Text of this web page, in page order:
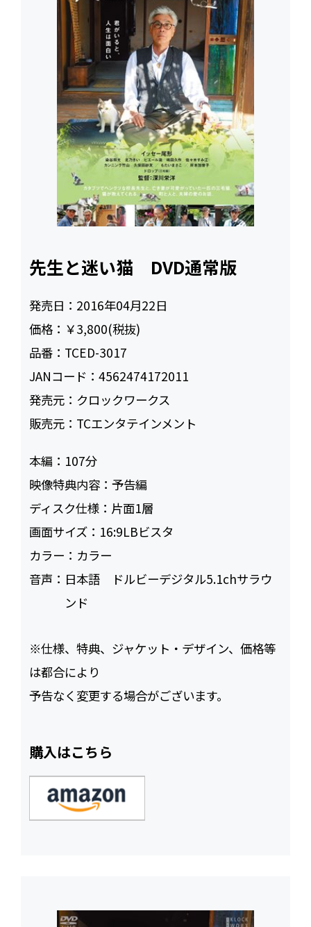
先生と迷い猫 DVD通常版
発売日： 2016年04月22日
価格： ￥3,800(税抜)
品番： TCED-3017
JANコード：4562474172011
発売元： クロックワークス
販売元： TCエンタテインメント
本編： 107
映像特典内容：予告編
ディスク仕様： 片面1層
画面サイズ： 16:9LBビスタ
カラー： カラー
音声： 日本語 ドルビーデジタル5.1chサラウ
ンド
※仕様、特典、ジャケット・デザイン、価格等
は都合により
予告なく変更する場合がございます。
購入はこちら